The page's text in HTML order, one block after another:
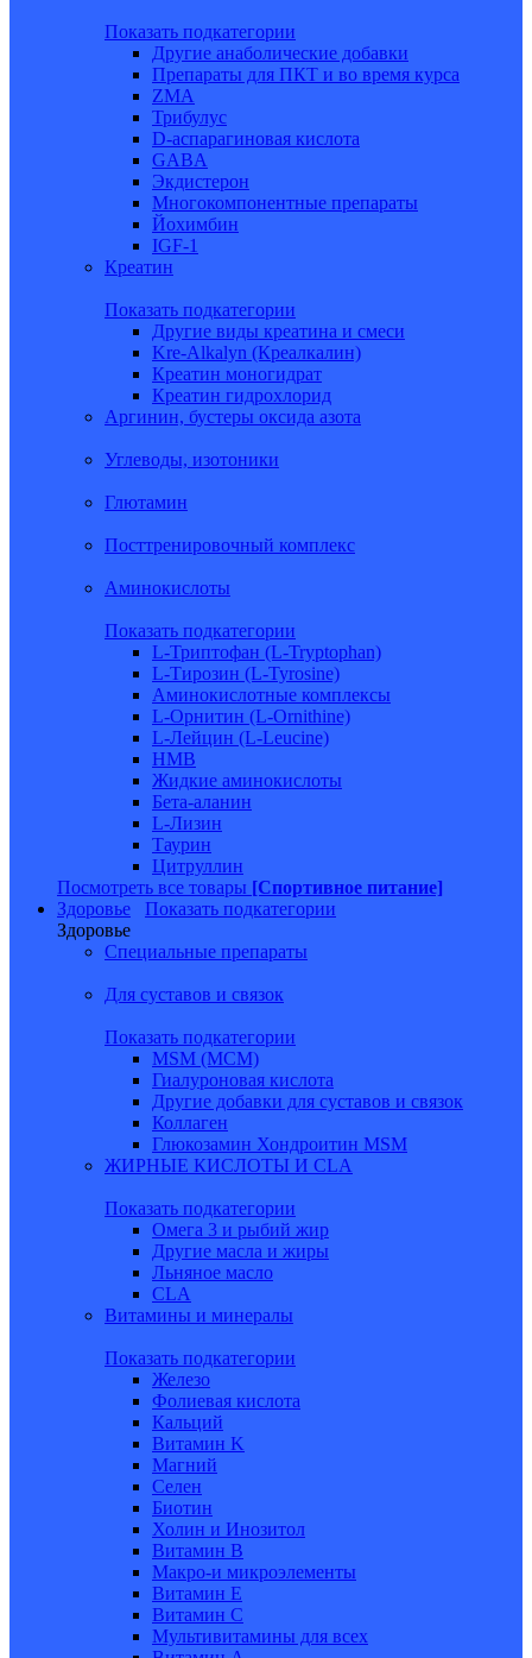
Показать подкатегории
Другие анаболические добавки
Препараты для ПКТ и во время курса
ZMA
Трибулус
D-аспарагиновая кислота
GABA
Экдистерон
Многокомпонентные препараты
Йохимбин
IGF-1
Креатин
Показать подкатегории
Другие виды креатина и смеси
Kre-Alkalyn (Креалкалин)
Креатин моногидрат
Креатин гидрохлорид
Аргинин, бустеры оксида азота
Углеводы, изотоники
Глютамин
Посттренировочный комплекс
Аминокислоты
Показать подкатегории
L-Триптофан (L-Tryptophan)
L-Тирозин (L-Tyrosine)
Аминокислотные комплексы
L-Орнитин (L-Ornithine)
L-Лейцин (L-Leucine)
HMB
Жидкие аминокислоты
Бета-аланин
L-Лизин
Таурин
Цитруллин
Посмотреть все товары [Спортивное питание]
Здоровье
Показать подкатегории
Здоровье
Специальные препараты
Для суставов и связок
Показать подкатегории
MSM (МСМ)
Гиалуроновая кислота
Другие добавки для суставов и связок
Коллаген
Глюкозамин Хондроитин MSM
ЖИРНЫЕ КИСЛОТЫ И CLA
Показать подкатегории
Омега 3 и рыбий жир
Другие масла и жиры
Льняное масло
CLA
Витамины и минералы
Показать подкатегории
Железо
Фолиевая кислота
Кальций
Витамин K
Магний
Селен
Биотин
Холин и Инозитол
Витамин B
Макро-и микроэлементы
Витамин Е
Витамин С
Мультивитамины для всех